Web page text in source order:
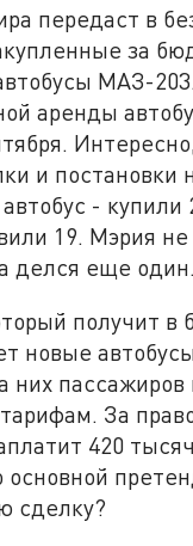
передаст в
за
МАЗ-
аренды
и постановки
- купили
19. Мэрия не
делся еще один.
получит в
новые
них пассажиров
За
420
основной
сделку?